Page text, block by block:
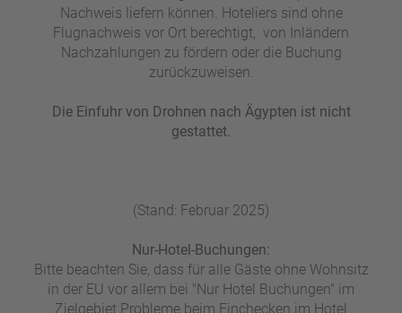
Nachweis liefern können. Hoteliers sind ohne
Flugnachweis vor Ort berechtigt, von Inländern
Nachzahlungen zu fördern oder die Buchung
zurückzuweisen.
Die Einfuhr von Drohnen nach Ägypten ist nicht
gestattet.
(Stand: Februar 2025)
Nur-Hotel-Buchungen:
Bitte beachten Sie, dass für alle Gäste ohne Wohnsitz
in der EU vor allem bei "Nur Hotel Buchungen" im
Zielgebiet Probleme beim Einchecken im Hotel